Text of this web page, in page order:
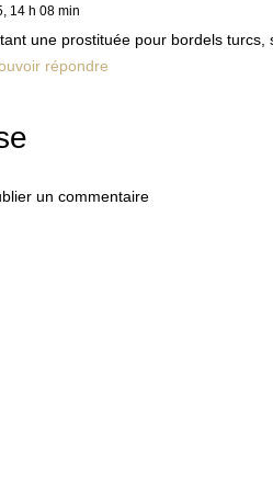
14 h 08 min
une prostituée pour bordels
répondre
un commentaire